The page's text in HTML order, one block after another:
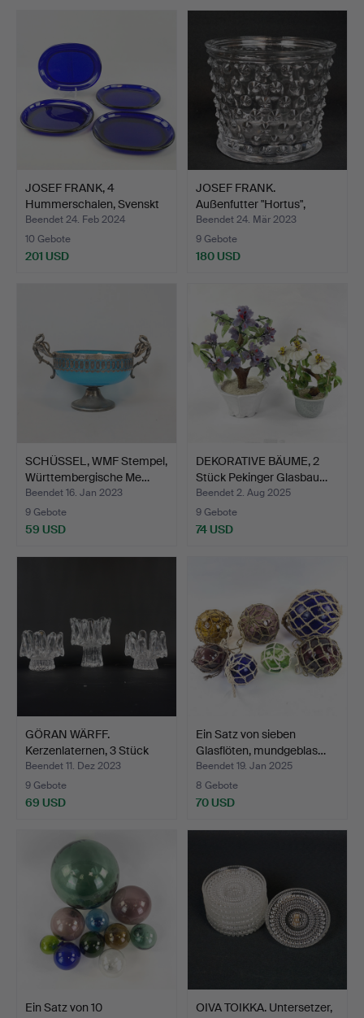
JOSEF FRANK, 4
Hummerschalen, Svenskt
Tenn…
Beendet 24. Feb 2024
10 Gebote
201 USD
JOSEF FRANK.
Außenfutter "Hortus",
Reijmyr…
Beendet 24. Mär 2023
9 Gebote
180 USD
SCHÜSSEL, WMF Stempel,
Württembergische Me…
Beendet 16. Jan 2023
9 Gebote
59 USD
DEKORATIVE BÄUME, 2
Stück Pekinger Glasbau…
Beendet 2. Aug 2025
9 Gebote
74 USD
GÖRAN WÄRFF.
Kerzenlaternen, 3 Stück
Glas,…
Beendet 11. Dez 2023
9 Gebote
69 USD
Ein Satz von sieben
Glasflöten, mundgeblas…
Beendet 19. Jan 2025
8 Gebote
70 USD
Ein Satz von 10
OIVA TOIKKA. Untersetzer,